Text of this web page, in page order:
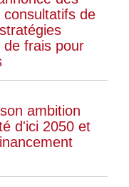
de
de frais pour
ambition
d'ici 2050 et